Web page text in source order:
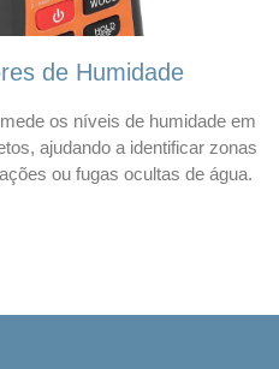
de Humidade
os níveis de humidade em
ajudando a identificar zonas
ou fugas ocultas de água.